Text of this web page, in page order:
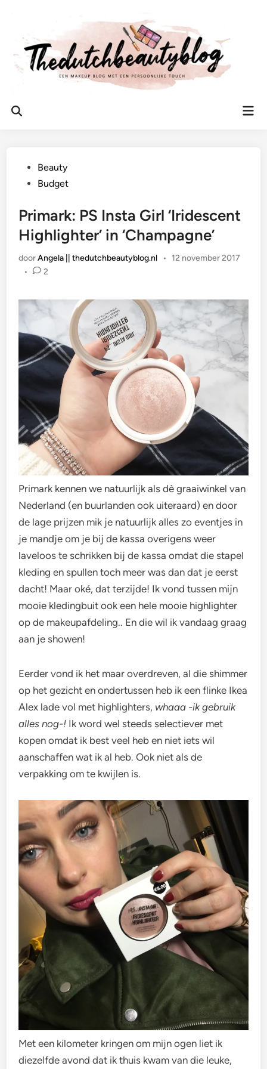
inhoud
Zoeken
Geplaatst
Beauty
Budget
Primark: PS Insta Girl ‘Iridescent
Highlighter’ in ‘Champagne’
doorAngela || thedutchbeautyblog.nl •
12 november 2017
•
2
Primark kennen we natuurlijk als dè graaiwinkel van
Nederland (en buurlanden ook uiteraard) en door
de lage prijzen mik je natuurlijk alles zo eventjes in
je mandje om je bij de kassa overigens weer
laveloos te schrikken bij de kassa omdat die stapel
kleding en spullen toch meer was dan dat je eerst
dacht! Maar oké, dat terzijde! Ik vond tussen mijn
mooie kledingbuit ook een hele mooie highlighter
op de makeupafdeling.. En die wil ik vandaag graag
aan je showen!
Eerder vond ik het maar overdreven, al die shimmer
op het gezicht en ondertussen heb ik een flinke Ikea
Alex lade vol met highlighters, whaaa -ik gebruik
alles nog-! Ik word wel steeds selectiever met
kopen omdat ik best veel heb en niet iets wil
aanschaffen wat ik al heb. Ook niet als de
verpakking om te kwijlen is.
Met een kilometer kringen om mijn ogen liet ik
diezelfde avond dat ik thuis kwam van die leuke,